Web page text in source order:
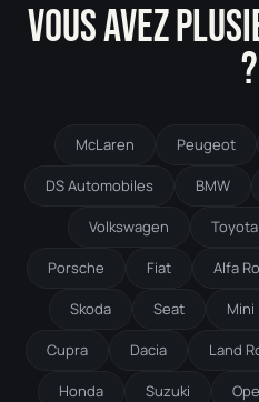
VOUS AVEZ
?
McLaren Peugeot
DS Automobiles BMW
Volkswagen Toyota
Porsche Fiat Alfa
Skoda Seat Mini
Cupra Dacia Land
Honda Suzuki